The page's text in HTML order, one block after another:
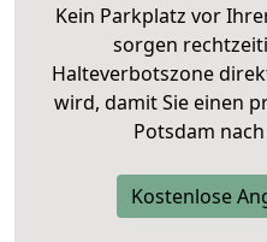
Kein Parkplatz vor
sorgen
Halteverbotszone
wird, damit Sie einen
Potsdam
Kostenlose